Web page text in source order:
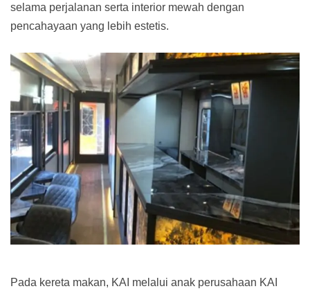
selama perjalanan serta interior mewah dengan
pencahayaan yang lebih estetis.
Pada kereta makan, KAI melalui anak perusahaan KAI